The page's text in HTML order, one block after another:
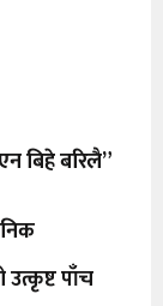
बिहे बरिलै”
उत्कृष्ट पाँच